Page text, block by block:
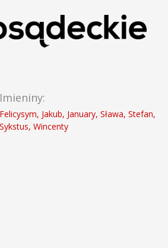
Imieniny:
Felicysym, Jakub, January, Sława, Stefan,
Sykstus, Wincenty